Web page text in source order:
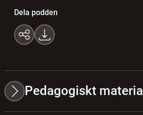
Dela podden
Pedagogiskt material